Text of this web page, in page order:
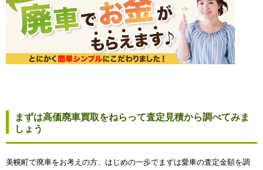
まずは高価廃車買取をねらって査定見積から調べてみま
しょう
美幌町で廃車をお考えの方、はじめの一歩でまずは愛車の査定金額を調